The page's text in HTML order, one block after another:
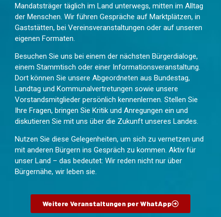
Mandatsträger täglich im Land unterwegs, mitten im Alltag
der Menschen. Wir führen Gespräche auf Marktplätzen, in
Gaststätten, bei Vereinsveranstaltungen oder auf unseren
eigenen Formaten.
Besuchen Sie uns bei einem der nächsten Bürgerdialoge,
einem Stammtisch oder einer Informationsveranstaltung.
Dort können Sie unsere Abgeordneten aus Bundestag,
Landtag und Kommunalvertretungen sowie unsere
Vorstandsmitglieder persönlich kennenlernen. Stellen Sie
Ihre Fragen, bringen Sie Kritik und Anregungen ein und
diskutieren Sie mit uns über die Zukunft unseres Landes.
Nutzen Sie diese Gelegenheiten, um sich zu vernetzen und
mit anderen Bürgern ins Gespräch zu kommen. Aktiv für
unser Land – das bedeutet: Wir reden nicht nur über
Bürgernähe, wir leben sie.
Weitere Veranstaltungen per WhatApp